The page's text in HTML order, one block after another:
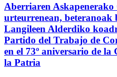
Aberriaren Askapenerako
urteurrenean,
Langileen Alderdiko
Partido del Trabajo de
en el 73º aniversario de
la Patria